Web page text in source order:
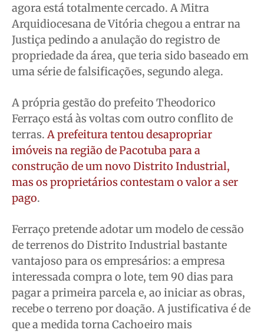
agora está totalmente cercado. A Mitra
Arquidiocesana de Vitória chegou a entrar na
Justiça pedindo a anulação do registro de
propriedade da área, que teria sido baseado em
uma série de falsificações, segundo alega.
A própria gestão do prefeito Theodorico
Ferraço está às voltas com outro conflito de
terras.A prefeitura tentou desapropriar
imóveis na região de Pacotuba para a
construção de um novo Distrito Industrial,
mas os proprietários contestam o valor a ser
pago.
Ferraço pretende adotar um modelo de cessão
de terrenos do Distrito Industrial bastante
vantajoso para os empresários: a empresa
interessada compra o lote, tem 90 dias para
pagar a primeira parcela e, ao iniciar as obras,
recebe o terreno por doação. A justificativa é de
que a medida torna Cachoeiro mais